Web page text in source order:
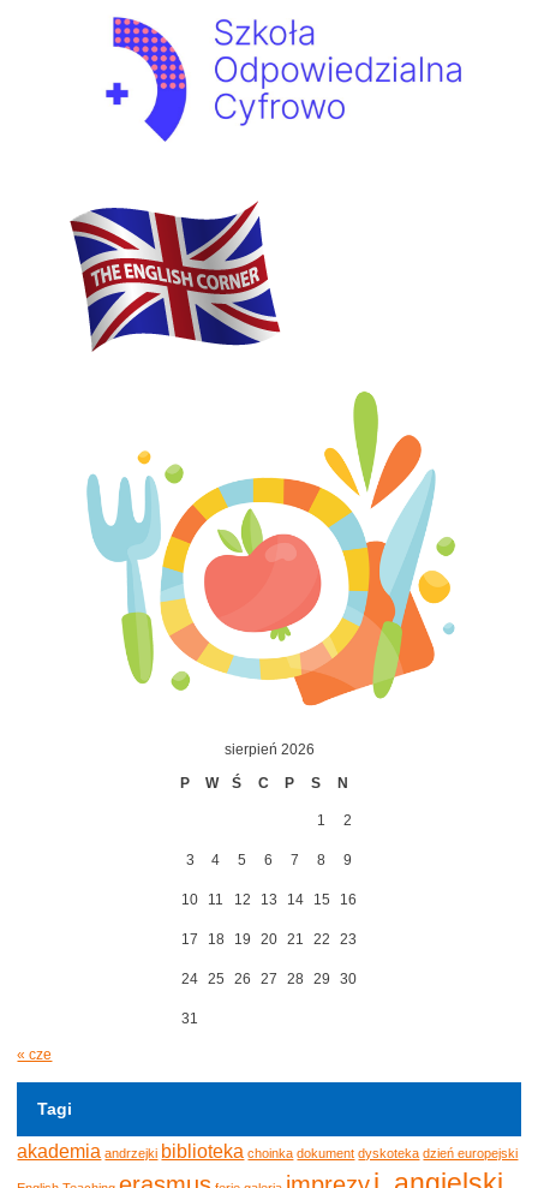
sierpień 2026
P
W Ś C P S N
1 2
3 4 5 6 7 8 9
10 11 12 13 14 15 16
17 18 19 20 21 22 23
24 25 26 27 28 29 30
31
« cze
Tagi
akademia andrzejki biblioteka choinka dokument dyskoteka dzień europejski